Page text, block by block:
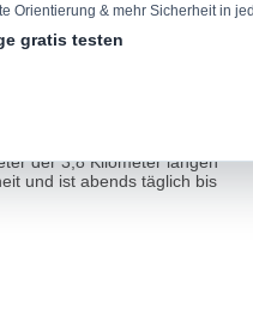
eine besondere Langlauf-
der 3,8 Kilometer langen
und ist abends täglich bis
Orientierung & mehr Sicherheit in
gratis testen